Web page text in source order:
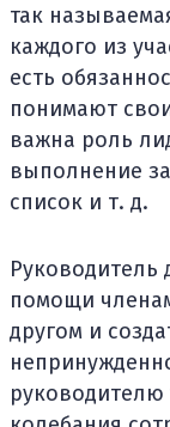
так
каждого из
есть
понимают
важна роль
выполнение
список и т. д.
Руководитель
помощи
другом и
руководителю